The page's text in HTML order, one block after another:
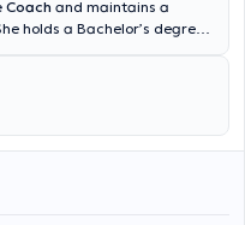
Coach and maintains a
holds a Bachelor’s degree
Productions from the
completed a
in Art, Design &
Enhanced Learning.
Professionally, Ellie is